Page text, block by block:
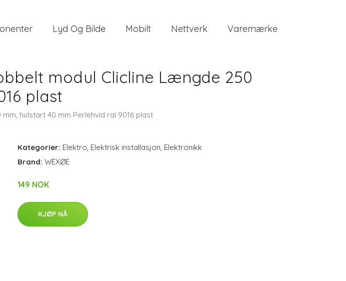
Lyd Og Bilde Mobilt Nettverk Varemærke
modul Clicline Længde 250
plast
hulstart 40 mm Perlehvid ral 9016 plast
Kategorier: Elektro, Elektrisk installasjon, Elektronikk
Brand: WEXØE
149 NOK
KJØP NÅ